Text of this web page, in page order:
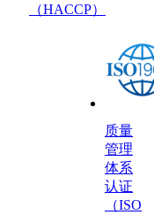
（HACCP）
质量
管理
体系
认证
（ISO